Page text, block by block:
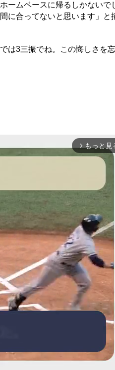
ームベースに帰るしかないで
に合ってないと思います」と
は3三振でね。この悔しさを
arrow_forward_ios もっと見